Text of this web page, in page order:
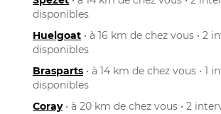
disponibles
Huelgoat • à 16 km de chez vous • 2
disponibles
Brasparts • à 14 km de chez vous • 1
disponibles
Coray• à 20 km de chez vous • 2